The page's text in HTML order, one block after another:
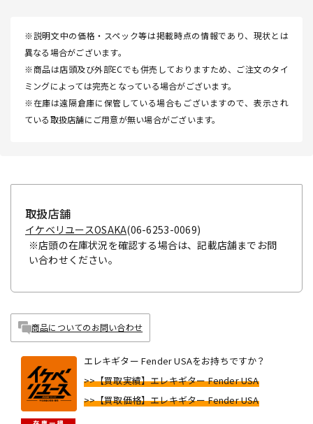
※説明文中の価格・スペック等は掲載時点の情報であり、現状とは
異なる場合がございます。
※商品は店頭及び外部ECでも併売しておりますため、ご注文のタイ
ミングによっては完売となっている場合がございます。
※在庫は遠隔倉庫に保管している場合もございますので、表示され
ている取扱店舗にご用意が無い場合がございます。
取扱店舗
イケベリユースOSAKA(06-6253-0069)
※店頭の在庫状況を確認する場合は、記載店舗までお問
い合わせください。
商品についてのお問い合わせ
エレキギター Fender USAをお持ちですか？
>>【買取実績】エレキギター Fender USA
>>【買取価格】エレキギター Fender USA